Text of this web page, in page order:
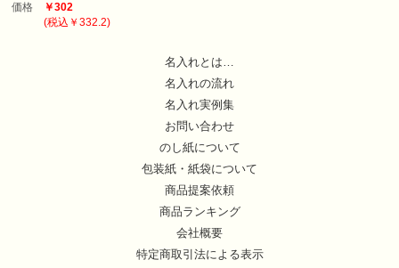
価格
￥302
(税込￥332.2)
名入れとは…
名入れの流れ
名入れ実例集
お問い合わせ
のし紙について
包装紙・紙袋について
商品提案依頼
商品ランキング
会社概要
特定商取引法による表示